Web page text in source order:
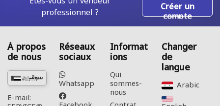
professionnel ? Créer un
compte
À propos
de nous
E-mail:
Réseaux
sociaux
Whatsapp
Informat
ions
Qui
sommes-
nous
Changer
de
langue
Arabic‎